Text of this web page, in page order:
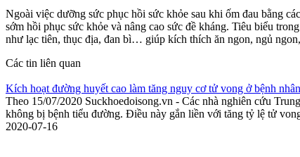
Ngoài việc dưỡng sức phục hồi sức khỏe sau khi ốm đau bằng
sớm hồi phục sức khỏe và nâng cao sức đề kháng. Tiêu biểu
như lạc tiên, thục địa, đan bì… giúp kích thích ăn ngon, ngủ ngon,
Các tin liên quan
Kích hoạt đường huyết cao làm tăng nguy cơ tử vong ở bệnh
Theo 15/07/2020 Suckhoedoisong.vn - Các nhà nghiên cứu
không bị bệnh tiểu đường. Điều này gắn liền với tăng tỷ lệ tử
2020-07-16